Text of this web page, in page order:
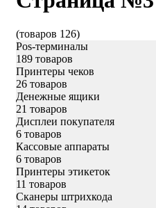
(товаров 126)
Pos-терминалы
189 товаров
Принтеры чеков
26 товаров
Денежные ящики
21 товаров
Дисплеи покупателя
6 товаров
Кассовые аппараты
6 товаров
Принтеры этикеток
11 товаров
Сканеры штрихкода